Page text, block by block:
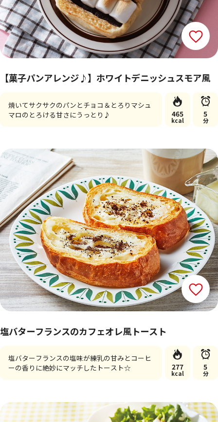
【菓子パンアレンジ♪】ホワイトデニッシュスモア風
焼いてサクサクのパンとチョコ＆とろりマシュ
マロのとろける甘さにうっとり♪
465
kcal
5
分
塩バターフランスのカフェオレ風トースト
塩バターフランスの塩味が練乳の甘みとコーヒ
ーの香りに絶妙にマッチしたトースト☆
277
kcal
5
分